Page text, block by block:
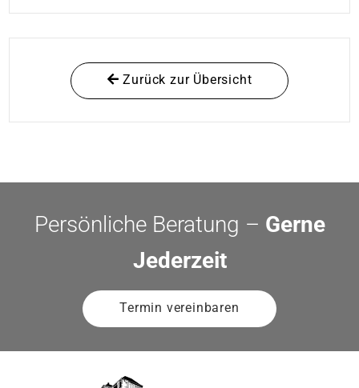
Zurück zur Übersicht
Persönliche Beratung – Gerne
Jederzeit
Termin vereinbaren